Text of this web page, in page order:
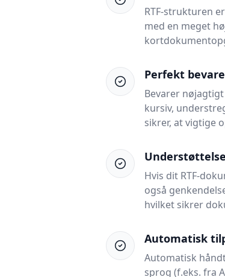
RTF-strukturen
med en meget
Perfekt
Bevarer
kursiv,
sikrer, at vigtige
Hvis dit RTF-
også
hvilket sikrer
Automatisk
Automatisk
sprog (f.eks. fra